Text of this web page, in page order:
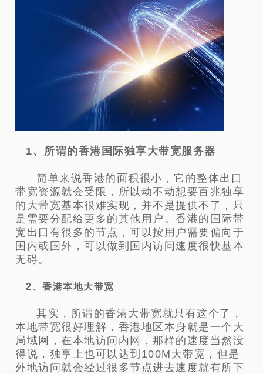
1、所谓的香港国际独享大带宽服务器
简单来说香港的面积很小，它的整体出口
带宽资源就会受限，所以动不动想要百兆独享
的大带宽基本很难实现，并不是提供不了，只
是需要分配给更多的其他用户。香港的国际带
宽出口有很多的节点，可以按用户需要偏向于
国内或国外，可以做到国内访问速度很快基本
无碍。
2、香港本地大带宽
其实，所谓的香港大带宽就只有这个了，
本地带宽很好理解，香港地区本身就是一个大
局域网，在本地访问内网，那样的速度当然没
得说，独享上也可以达到100M大带宽，但是
外地访问就会经过很多节点进去速度就有所下